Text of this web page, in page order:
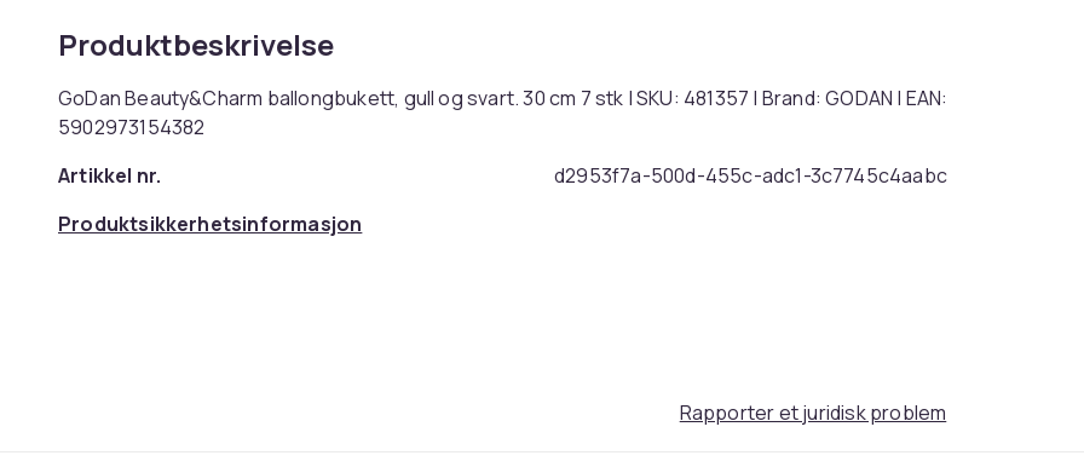
Produktbeskrivelse
GoDan Beauty&Charm ballongbukett, gull og svart. 30 cm 7 stk | SKU: 481357 | Brand: GODAN | EAN:
5902973154382
Artikkel nr.
d2953f7a-500d-455c-adc1-3c7745c4aabc
Produktsikkerhetsinformasjon
Rapporter et juridisk problem